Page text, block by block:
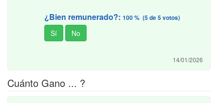
¿Bien remunerado?: 100 % (5 de 5 votos)
14/01/2026
Cuánto Gano ... ?